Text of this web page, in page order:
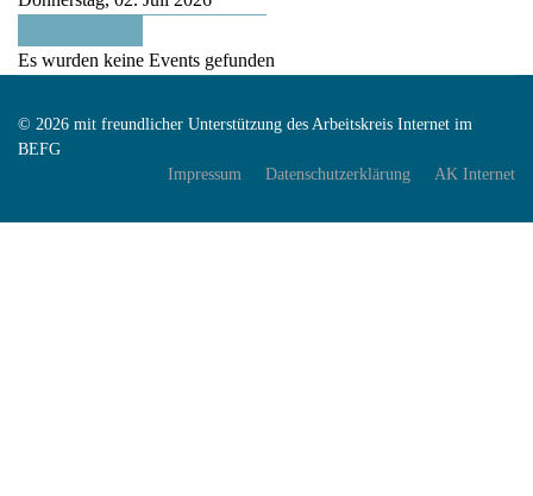
Es wurden keine Events gefunden
© 2026 mit freundlicher Unterstützung des Arbeitskreis Internet im
BEFG
Impressum
Datenschutzerklärung AK Internet